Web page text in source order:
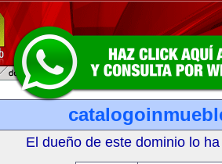
El dueño de este dominio lo